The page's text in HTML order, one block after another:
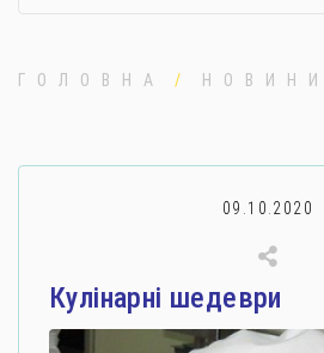
правопорушень проти основ
ГОЛОВНА НОВИНИ
09.10.2020
Кулінарні шедеври